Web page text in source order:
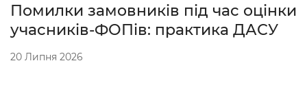
Помилки замовників під час оцінки
учасників-ФОПів: практика ДАСУ
20 Липня 2026